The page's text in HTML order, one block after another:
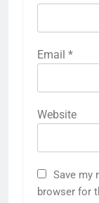
Email *
Website
Save my
browser for